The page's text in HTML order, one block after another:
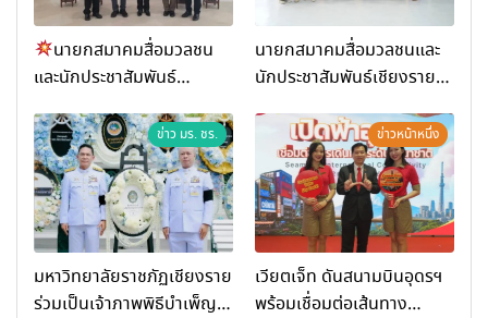
นายกสมาคมสื่อมวลชน
และนักประชาสัมพันธ์
เปิด “โครงการเสริมสร้างสุข
ภาวะพระสงฆ์” ถวายพระกุศล
99 พรรษา สมเด็จพระ
สังฆราช
นายกสมาคมสื่อมวลชนและ
นักประชาสัมพันธ์เชียงราย
การท่องเที่ยวและกีฬาจังหวัด
เชียงราย จัดกิจกรรมอบรม
“การพัฒนาศักยภาพผู้
ประกอบการและเครือข่าย
ธุรกิจ Wellness สู่การ
เติบโตอย่างยั่งยืน (Chiang
Rai Wellness Business
ข่าว มร. ชร.
มหาวิทยาลัยราชภัฏเชียงราย
ร่วมเป็นเจ้าภาพพิธีบำเพ็ญ
ข่าวหน้าหนึ่ง
เวียตเจ็ท ดันสนามบินอุดรฯ
พร้อมเชื่อมต่อเส้นทาง